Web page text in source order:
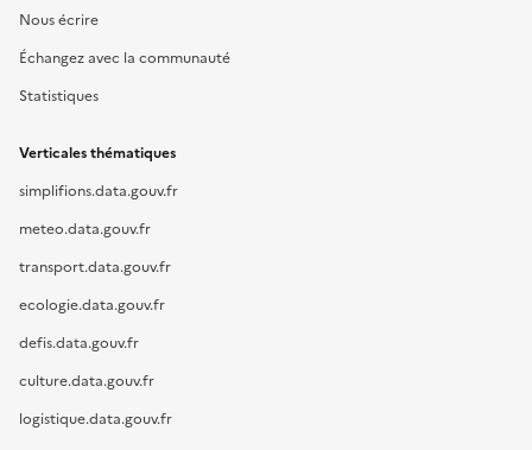
Nous écrire
Échangez avec la communauté
Statistiques
Verticales thématiques
simplifions.data.gouv.fr
meteo.data.gouv.fr
transport.data.gouv.fr
ecologie.data.gouv.fr
defis.data.gouv.fr
culture.data.gouv.fr
logistique.data.gouv.fr